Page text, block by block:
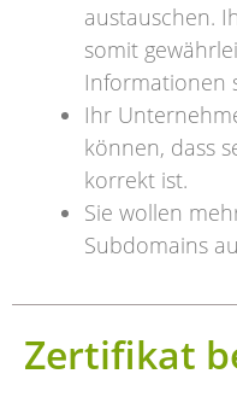
austauschen.
somit
Informationen
Ihr
können, dass
korrekt ist.
Sie wollen
Subdomains
Zertifikat